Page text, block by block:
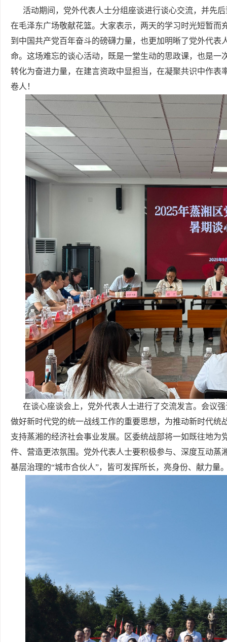
活动期间，党外代表人士分组座谈进行谈心交流，并先
在毛泽东广场敬献花篮。大家表示，两天的学习时光短暂
到中国共产党百年奋斗的磅礴力量，也更加明晰了党外代
命。这场难忘的谈心活动，既是一堂生动的思政课，也是
转化为奋进力量，在建言资政中显担当，在凝聚共识中作
卷人！
在谈心座谈会上，党外代表人士进行了交流发言。会议
做好新时代党的统一战线工作的重要思想，为推动新时代
支持蒸湘的经济社会事业发展。区委统战部将一如既往地
件、营造更浓氛围。党外代表人士要积极参与、深度互动蒸
基层治理的“城市合伙人”，皆可发挥所长，亮身份、献力量